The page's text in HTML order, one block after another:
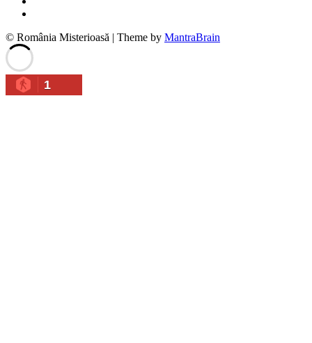
© România Misterioasă | Theme by MantraBrain
1